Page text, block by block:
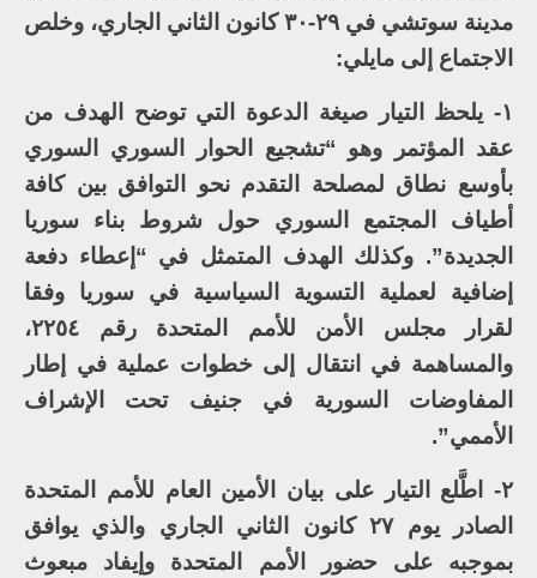
مدينة سوتشي في ٢٩-٣٠ كانون الثاني الجاري، وخلص
الاجتماع إلى مايلي:
١- يلحظ التيار صيغة الدعوة التي توضح الهدف من
عقد المؤتمر وهو “تشجيع الحوار السوري السوري
بأوسع نطاق لمصلحة التقدم نحو التوافق بين كافة
أطياف المجتمع السوري حول شروط بناء سوريا
الجديدة”. وكذلك الهدف المتمثل في “إعطاء دفعة
إضافية لعملية التسوية السياسية في سوريا وفقا
لقرار مجلس الأمن للأمم المتحدة رقم ٢٢٥٤،
والمساهمة في انتقال إلى خطوات عملية في إطار
المفاوضات السورية في جنيف تحت الإشراف
الأممي”.
٢- اطَّلع التيار على بيان الأمين العام للأمم المتحدة
الصادر يوم ٢٧ كانون الثاني الجاري والذي يوافق
بموجبه على حضور الأمم المتحدة وإيفاد مبعوث